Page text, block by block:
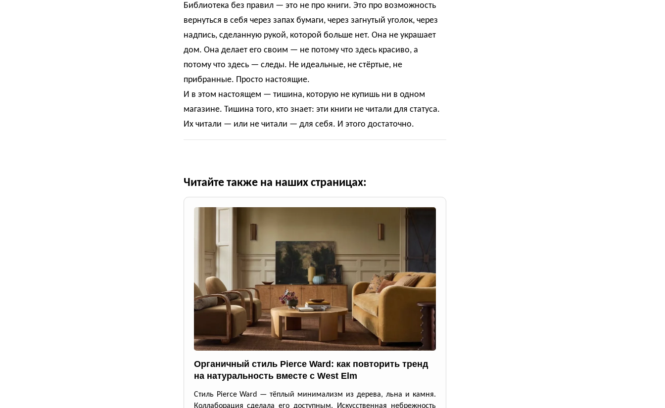
Библиотека без правил — это не про книги. Это про возможность
вернуться в себя через запах бумаги, через загнутый уголок, через
надпись, сделанную рукой, которой больше нет. Она не украшает
дом. Она делает его своим — не потому что здесь красиво, а
потому что здесь — следы. Не идеальные, не стёртые, не
прибранные. Просто настоящие.
И в этом настоящем — тишина, которую не купишь ни в одном
магазине. Тишина того, кто знает: эти книги не читали для статуса.
Их читали — или не читали — для себя. И этого достаточно.
Читайте также на наших страницах:
Органичный стиль Pierce Ward: как повторить тренд
на натуральность вместе с West Elm
Стиль Pierce Ward — тёплый минимализм из дерева, льна и камня.
Коллаборация сделала его доступным. Искусственная небрежность